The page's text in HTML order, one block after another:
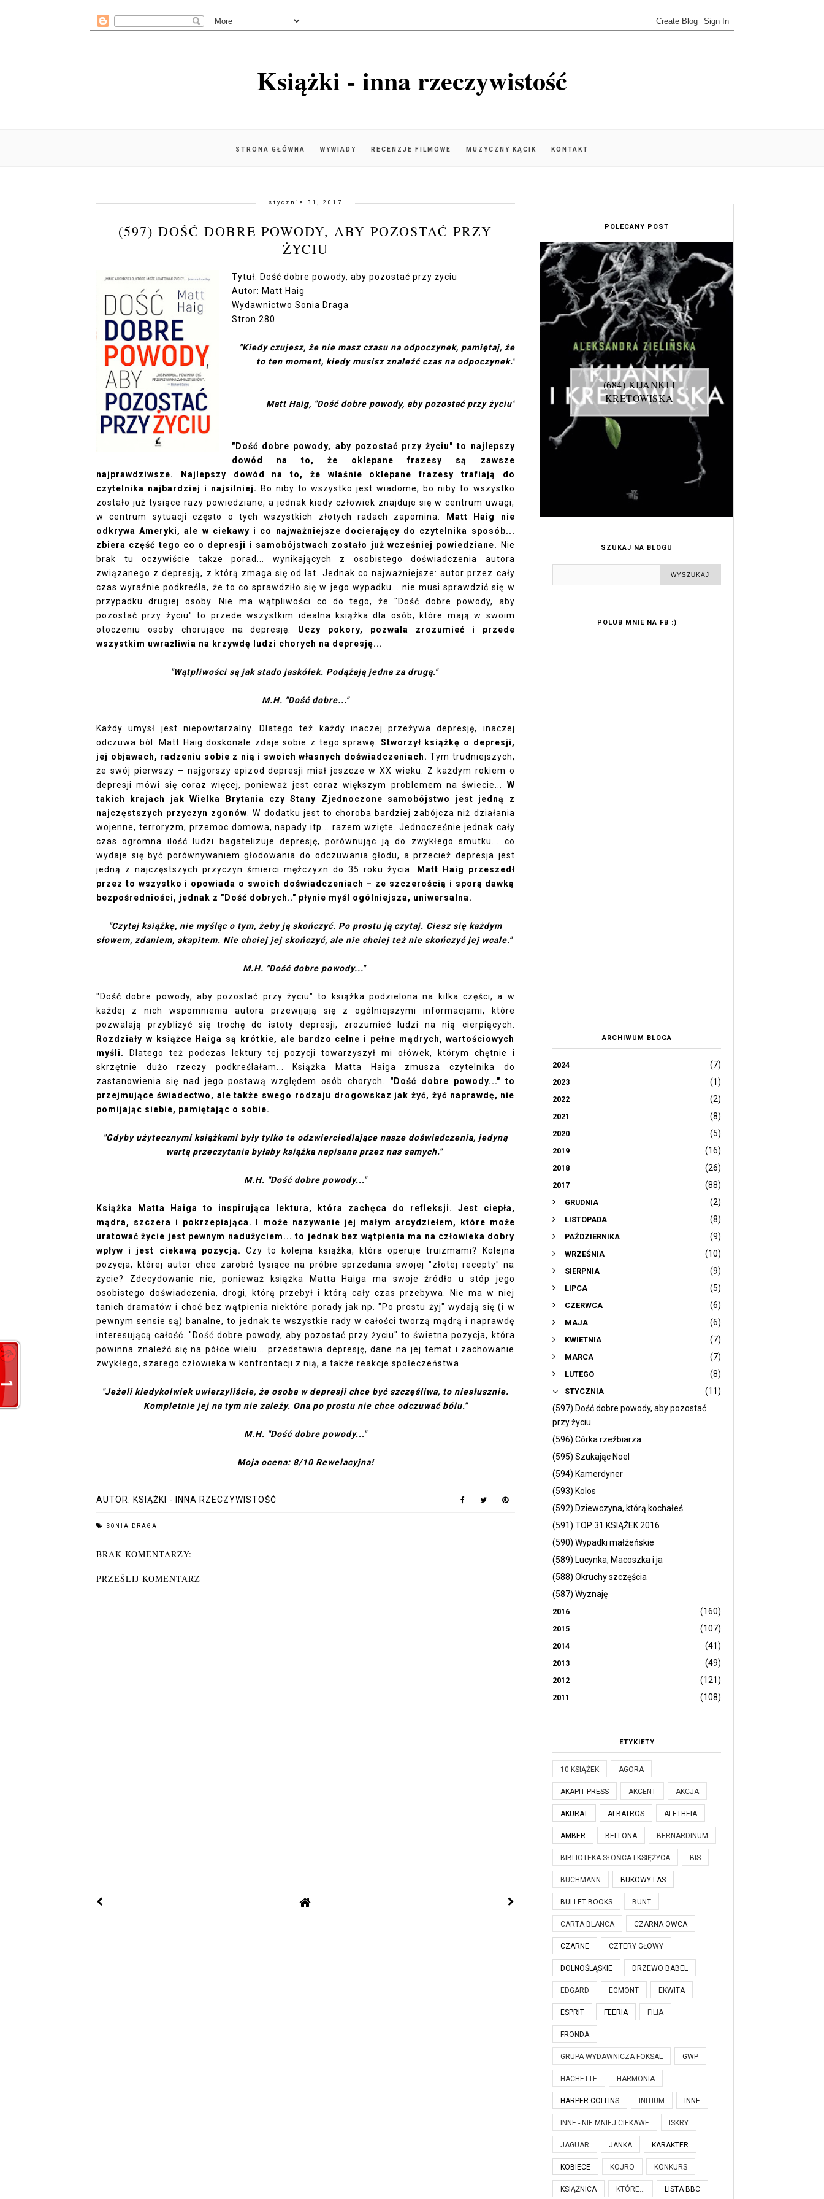
Książki - inna rzeczywistość
STRONA GŁÓWNA WYWIADY RECENZJE FILMOWE MUZYCZNY KĄCIK KONTAKT
stycznia 31, 2017
(597) DOŚĆ DOBRE POWODY, ABY POZOSTAĆ PRZY
ŻYCIU
Tytuł: Dość dobre powody, aby pozostać przy życiu
Autor: Matt Haig
Wydawnictwo Sonia Draga
Stron 280
"Kiedy czujesz, że nie masz czasu na odpoczynek, pamiętaj, że
to ten moment, kiedy musisz znaleźć czas na odpoczynek."
Matt Haig, "Dość dobre powody, aby pozostać przy życiu"
"Dość dobre powody, aby pozostać przy życiu" to najlepszy
dowód na to, że oklepane frazesy są zawsze
najprawdziwsze. Najlepszy dowód na to, że właśnie oklepane frazesy trafiają do
czytelnika najbardziej i najsilniej.
Bo niby to wszystko jest wiadome, bo niby to wszystko
zostało już tysiące razy powiedziane, a jednak kiedy człowiek znajduje się w centrum uwagi,
w centrum sytuacji często o tych wszystkich złotych radach zapomina.
Matt Haig nie
odkrywa Ameryki, ale w ciekawy i co najważniejsze docierający do czytelnika sposób...
zbiera część tego co o depresji i samobójstwach zostało już wcześniej powiedziane.
Nie
brak tu oczywiście także porad... wynikających z osobistego doświadczenia autora
związanego z depresją, z którą zmaga się od lat. Jednak co najważniejsze: autor przez cały
czas wyraźnie podkreśla, że to co sprawdziło się w jego wypadku... nie musi sprawdzić się w
przypadku drugiej osoby. Nie ma wątpliwości co do tego, że "Dość dobre powody, aby
pozostać przy życiu" to przede wszystkim idealna książka dla osób, które mają w swoim
otoczeniu osoby chorujące na depresję. Uczy pokory, pozwala zrozumieć i przede
wszystkim uwrażliwia na krzywdę ludzi chorych na depresję...
"Wątpliwości są jak stado jaskółek. Podążają jedna za drugą."
M.H. "Dość dobre..."
Każdy umysł jest niepowtarzalny. Dlatego też każdy inaczej przeżywa depresję, inaczej
odczuwa ból. Matt Haig doskonale zdaje sobie z tego sprawę.
Stworzył książkę o depresji,
jej objawach, radzeniu sobie z nią i swoich własnych doświadczeniach. Tym trudniejszych,
że swój pierwszy – najgorszy epizod depresji miał jeszcze w XX wieku. Z każdym rokiem o
depresji mówi się coraz więcej, ponieważ jest coraz większym problemem na świecie... W
takich krajach jak Wielka Brytania czy Stany Zjednoczone samobójstwo jest jedną z
najczęstszych przyczyn zgonów . W dodatku jest to choroba bardziej zabójcza niż działania
wojenne, terroryzm, przemoc domowa, napady itp... razem wzięte. Jednocześnie jednak cały
czas ogromna ilość ludzi bagatelizuje depresję, porównując ją do zwykłego smutku... co
wydaje się być porównywaniem głodowania do odczuwania głodu, a przecież depresja jest
jedną z najczęstszych przyczyn śmierci mężczyzn do 35 roku życia.
Matt Haig przeszedł
przez to wszystko i opowiada o swoich doświadczeniach – ze szczerością i sporą dawką
bezpośredniości, jednak z "Dość dobrych.." płynie myśl ogólniejsza, uniwersalna.
"Czytaj książkę, nie myśląc o tym, żeby ją skończyć. Po prostu ją czytaj. Ciesz się każdym
słowem, zdaniem, akapitem. Nie chciej jej skończyć, ale nie chciej też nie skończyć jej wcale."
M.H. "Dość dobre powody..."
"Dość dobre powody, aby pozostać przy życiu" to książka podzielona na kilka części, a w
każdej z nich wspomnienia autora przewijają się z ogólniejszymi informacjami, które
pozwalają przybliżyć się trochę do istoty depresji, zrozumieć ludzi na nią cierpiących.
Rozdziały w książce Haiga są krótkie, ale bardzo celne i pełne mądrych, wartościowych
myśli.
Dlatego też podczas lektury tej pozycji towarzyszył mi ołówek, którym chętnie i
skrzętnie dużo rzeczy podkreślałam... Książka Matta Haiga zmusza czytelnika do
zastanowienia się nad jego postawą względem osób chorych. "Dość dobre powody..." to
przejmujące świadectwo, ale także swego rodzaju drogowskaz jak żyć, żyć naprawdę, nie
pomijając siebie, pamiętając o sobie.
"Gdyby użytecznymi książkami były tylko te odzwierciedlające nasze doświadczenia, jedyną
wartą przeczytania byłaby książka napisana przez nas samych."
M.H. "Dość dobre powody..."
Książka Matta Haiga to inspirująca lektura, która zachęca do refleksji. Jest ciepła,
mądra, szczera i pokrzepiająca. I może nazywanie jej małym arcydziełem, które może
uratować życie jest pewnym nadużyciem... to jednak bez wątpienia ma na człowieka dobry
wpływ i jest ciekawą pozycją.
Czy to kolejna książka, która operuje truizmami? Kolejna
pozycja, której autor chce zarobić tysiące na próbie sprzedania swojej "złotej recepty" na
życie? Zdecydowanie nie, ponieważ książka Matta Haiga ma swoje źródło u stóp jego
osobistego doświadczenia, drogi, którą przebył i którą cały czas przebywa. Nie ma w niej
tanich dramatów i choć bez wątpienia niektóre porady jak np. "Po prostu żyj" wydają się (i w
pewnym sensie są) banalne, to jednak te wszystkie rady w całości tworzą mądrą i naprawdę
interesującą całość. "Dość dobre powody, aby pozostać przy życiu" to świetna pozycja, która
powinna znaleźć się na półce wielu... przedstawia depresję, dane na jej temat i zachowanie
zwykłego, szarego człowieka w konfrontacji z nią, a także reakcje społeczeństwa.
"Jeżeli kiedykolwiek uwierzyliście, że osoba w depresji chce być szczęśliwa, to niesłusznie.
Kompletnie jej na tym nie zależy. Ona po prostu nie chce odczuwać bólu."
M.H. "Dość dobre powody..."
Moja ocena: 8/10 Rewelacyjna!
AUTOR: KSIĄŻKI - INNA RZECZYWISTOŚĆ
SONIA DRAGA
BRAK KOMENTARZY:
PRZEŚLIJ KOMENTARZ
POLECANY POST
(684) KIJANKI I
KRETOWISKA
SZUKAJ NA BLOGU
POLUB MNIE NA FB :)
ARCHIWUM BLOGA
2024 (7)
2023 (1)
2022 (2)
2021 (8)
2020 (5)
2019 (16)
2018 (26)
2017 (88)
GRUDNIA (2)
LISTOPADA (8)
PAŹDZIERNIKA (9)
WRZEŚNIA (10)
SIERPNIA (9)
LIPCA (5)
CZERWCA (6)
MAJA (6)
KWIETNIA (7)
MARCA (7)
LUTEGO (8)
STYCZNIA
(11)
(597) Dość dobre powody, aby pozostać
przy życiu
(596) Córka rzeźbiarza
(595) Szukając Noel
(594) Kamerdyner
(593) Kolos
(592) Dziewczyna, którą kochałeś
(591) TOP 31 KSIĄŻEK 2016
(590) Wypadki małżeńskie
(589) Lucynka, Macoszka i ja
(588) Okruchy szczęścia
(587) Wyznaję
2016 (160)
2015 (107)
2014 (41)
2013 (49)
2012 (121)
2011 (108)
ETYKIETY
10 KSIĄŻEK AGORA
AKAPIT PRESS AKCENT AKCJA
AKURAT ALBATROS ALETHEIA
AMBER BELLONA BERNARDINUM
BIBLIOTEKA SŁOŃCA I KSIĘŻYCA BIS
BUCHMANN BUKOWY LAS
BULLET BOOKS BUNT
CARTA BLANCA CZARNA OWCA
CZARNE CZTERY GŁOWY
DOLNOŚLĄSKIE DRZEWO BABEL
EDGARD EGMONT EKWITA
ESPRIT FEERIA FILIA
FRONDA
GRUPA WYDAWNICZA FOKSAL GWP
HACHETTE HARMONIA
HARPER COLLINS INITIUM INNE
INNE - NIE MNIEJ CIEKAWE ISKRY
JAGUAR JANKA KARAKTER
KOBIECE KOJRO KONKURS
KSIĄŻNICA KTÓRE... LISTA BBC